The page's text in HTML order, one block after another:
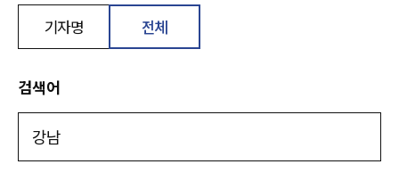
기자명 전체
검색어